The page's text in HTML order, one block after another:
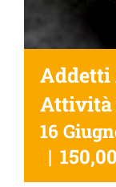
Addetti
Attività
16
|